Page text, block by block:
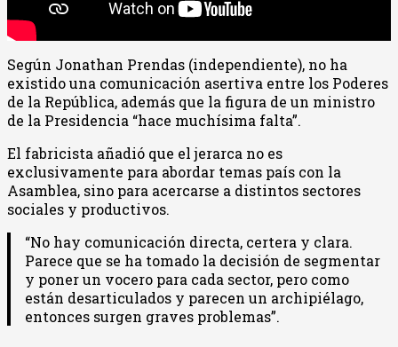
Según Jonathan Prendas (independiente), no ha
existido una comunicación asertiva entre los Poderes
de la República, además que la figura de un ministro
de la Presidencia “hace muchísima falta”.
El fabricista añadió que el jerarca no es
exclusivamente para abordar temas país con la
Asamblea, sino para acercarse a distintos sectores
sociales y productivos.
“No hay comunicación directa, certera y clara.
Parece que se ha tomado la decisión de segmentar
y poner un vocero para cada sector, pero como
están desarticulados y parecen un archipiélago,
entonces surgen graves problemas”.